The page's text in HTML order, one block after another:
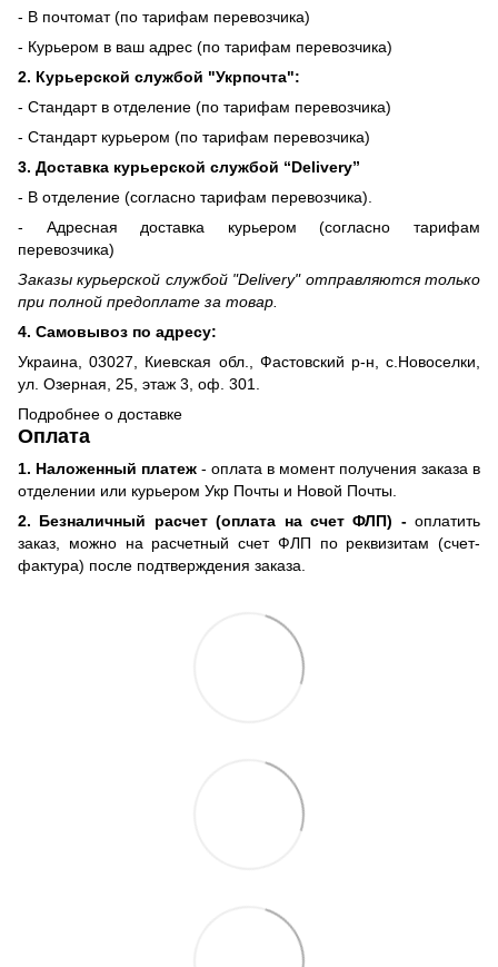
- В почтомат (по тарифам перевозчика)
- Курьером в ваш адрес (по тарифам перевозчика)
2. Курьерской службой "Укрпочта":
- Стандарт в отделение (по тарифам перевозчика)
- Стандарт курьером (по тарифам перевозчика)
3. Доставка курьерской службой “Delivery”
- В отделение (согласно тарифам перевозчика).
- Адресная доставка курьером (согласно тарифам
перевозчика)
Заказы курьерской службой "Delivery" отправляются только
при полной предоплате за товар.
4. Самовывоз по адресу:
Украина, 03027, Киевская обл., Фастовский р-н, с.Новоселки,
ул. Озерная, 25, этаж 3, оф. 301.
Подробнее о доставке
Оплата
1. Наложенный платеж - оплата в момент получения заказа в
отделении или курьером Укр Почты и Новой Почты.
2. Безналичный расчет (оплата на счет ФЛП) -оплатить
заказ, можно на расчетный счет ФЛП по реквизитам (счет-
фактура) после подтверждения заказа.